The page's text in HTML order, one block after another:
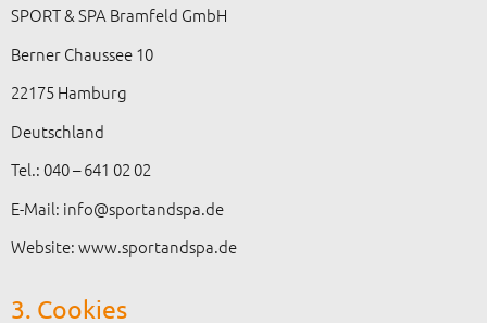
SPORT & SPA Bramfeld GmbH
Berner Chaussee 10
22175 Hamburg
Deutschland
Tel.: 040 – 641 02 02
E-Mail: info@sportandspa.de
Website: www.sportandspa.de
3. Cookies